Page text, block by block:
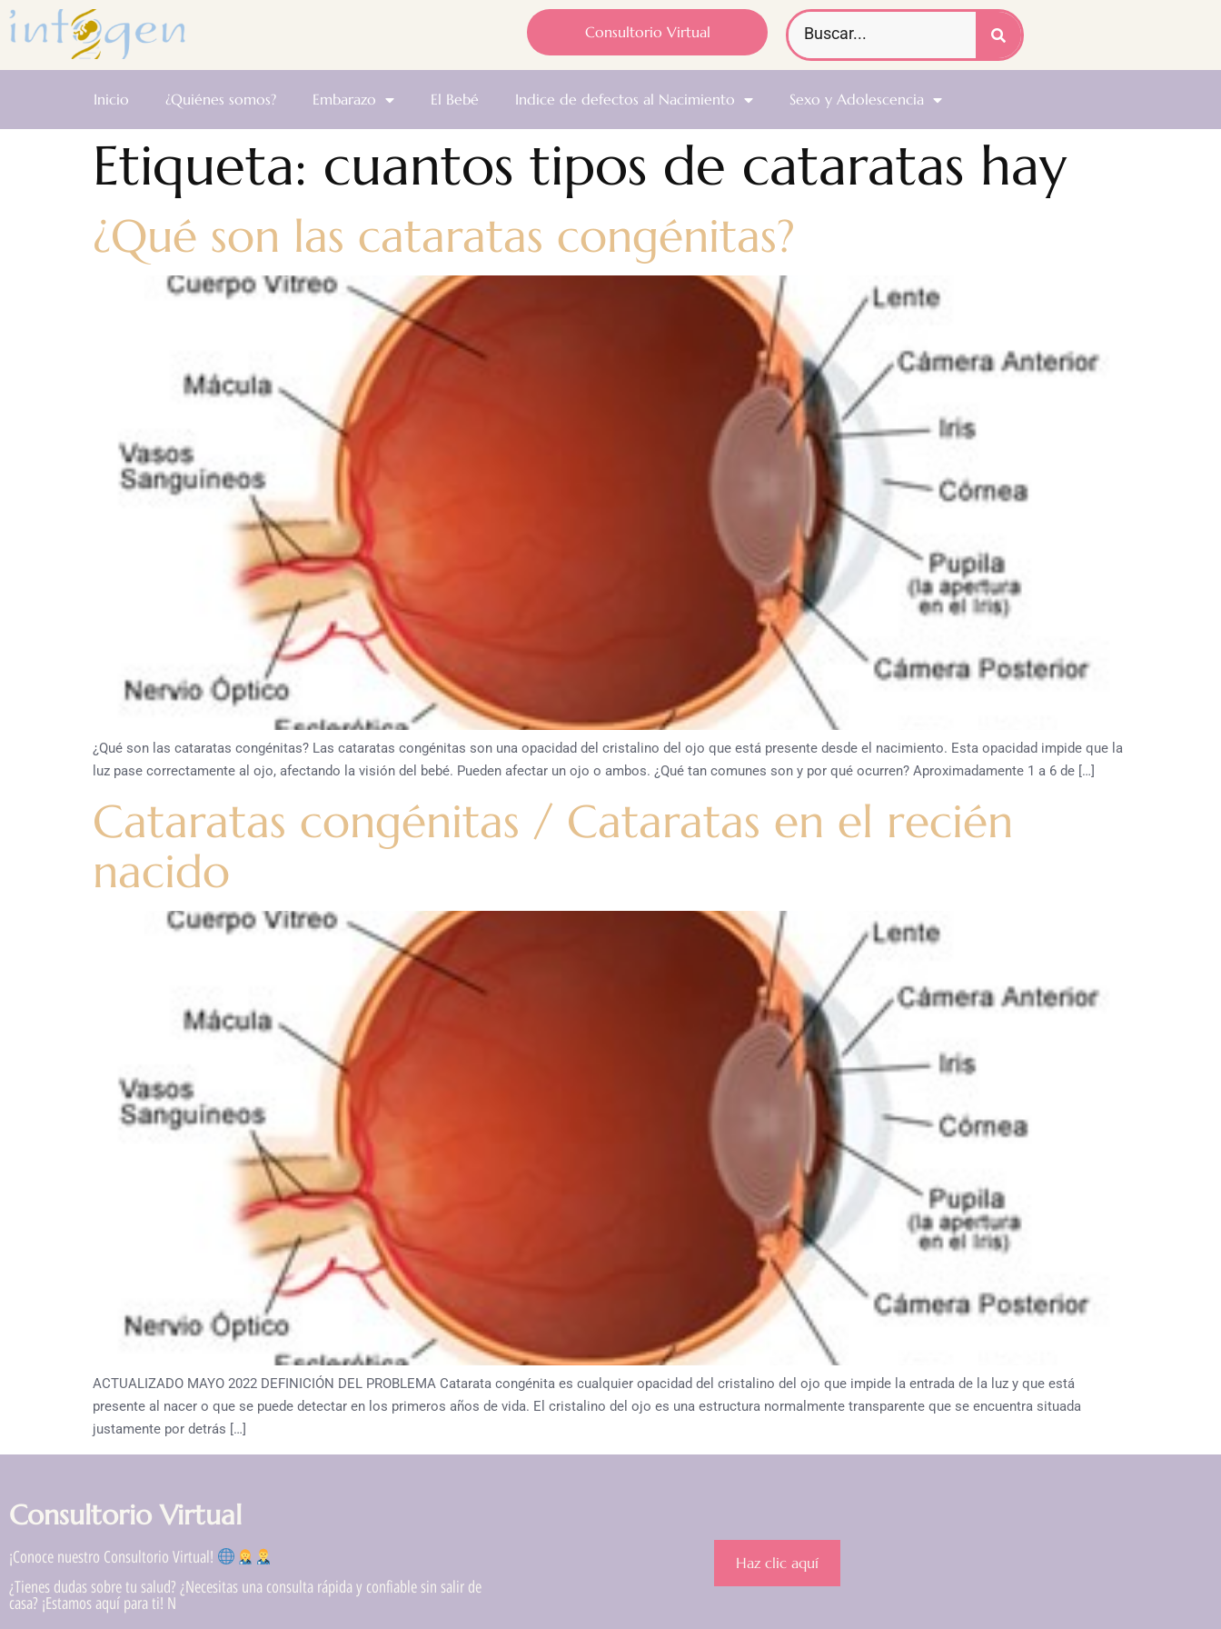
Consultorio Virtual
Inicio ¿Quiénes somos? Embarazo El Bebé Indice de defectos al Nacimiento Sexo y Adolescencia
Etiqueta: cuantos tipos de cataratas hay
¿Qué son las cataratas congénitas?
¿Qué son las cataratas congénitas? Las cataratas congénitas son una opacidad del cristalino del ojo que está presente desde el nacimiento. Esta opacidad impide que la
luz pase correctamente al ojo, afectando la visión del bebé. Pueden afectar un ojo o ambos. ¿Qué tan comunes son y por qué ocurren? Aproximadamente 1 a 6 de […]
Cataratas congénitas / Cataratas en el recién
nacido
ACTUALIZADO MAYO 2022 DEFINICIÓN DEL PROBLEMA Catarata congénita es cualquier opacidad del cristalino del ojo que impide la entrada de la luz y que está
presente al nacer o que se puede detectar en los primeros años de vida. El cristalino del ojo es una estructura normalmente transparente que se encuentra situada
justamente por detrás […]
Consultorio Virtual
¡Conoce nuestro Consultorio Virtual!
¿Tienes dudas sobre tu salud? ¿Necesitas una consulta rápida y confiable sin salir de
casa? ¡Estamos aquí para ti! N
Haz clic aquí